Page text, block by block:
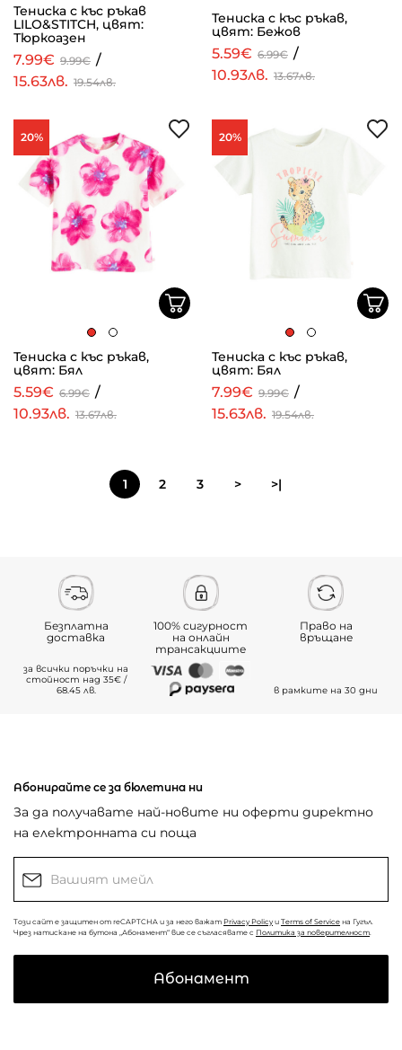
Тениска с къс ръкав
LILO&STITCH, цвят:
Тюркоазен
7.99€ 9.99€ /
15.63лв. 19.54лв.
Тениска с къс ръкав,
цвят: Бежов
5.59€ 6.99€ /
10.93лв. 13.67лв.
20%
Тениска с къс ръкав,
цвят: Бял
5.59€ 6.99€ /
10.93лв. 13.67лв.
20%
Тениска с къс ръкав,
цвят: Бял
7.99€ 9.99€ /
15.63лв. 19.54лв.
1 2 3 > >|
Безплатна
доставка
за всички поръчки на
стойност над 35€ /
68.45 лв.
100% сигурност
на онлайн
трансакциите
Право на
връщане
в рамките на 30 дни
Абонирайте се за бюлетина ни
За да получавате най-новите ни оферти директно
на електронната си поща
Този сайт е защитен от reCAPTCHA и за него важат Privacy Policy и Terms of Service на Гугъл.
Чрез натискане на бутона „Абонамент“ вие се съгласявате с Политика за поверителност.
Абонамент